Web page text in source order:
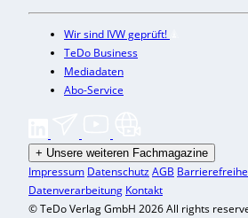
Wir sind IVW geprüft!
TeDo Business
Mediadaten
Abo-Service
+ Unsere weiteren Fachmagazine
Impressum DatenschutzAGB
Datenverarbeitung Kontakt
© TeDo Verlag GmbH 2026 All rights